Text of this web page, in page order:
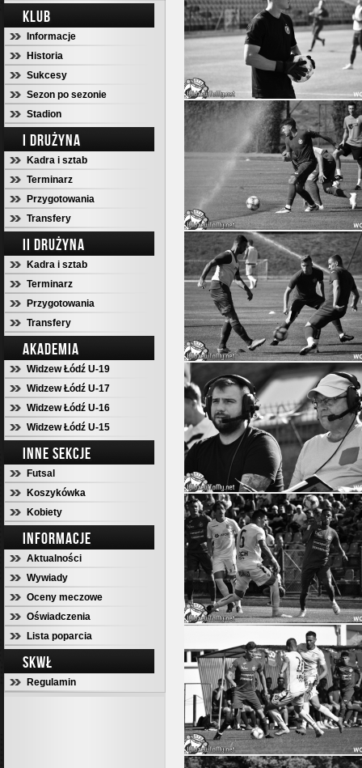
KLUB
Informacje
Historia
Sukcesy
Sezon po sezonie
Stadion
I DRUŻYNA
Kadra i sztab
Terminarz
Przygotowania
Transfery
II DRUŻYNA
Kadra i sztab
Terminarz
Przygotowania
Transfery
AKADEMIA
Widzew Łódź U-19
Widzew Łódź U-17
Widzew Łódź U-16
Widzew Łódź U-15
INNE SEKCJE
Futsal
Koszykówka
Kobiety
INFORMACJE
Aktualności
Wywiady
Oceny meczowe
Oświadczenia
Lista poparcia
SKWŁ
Regulamin